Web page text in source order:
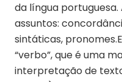
da língua portuguesa.
assuntos:
sintáticas,
“verbo”, que é uma
interpretação de